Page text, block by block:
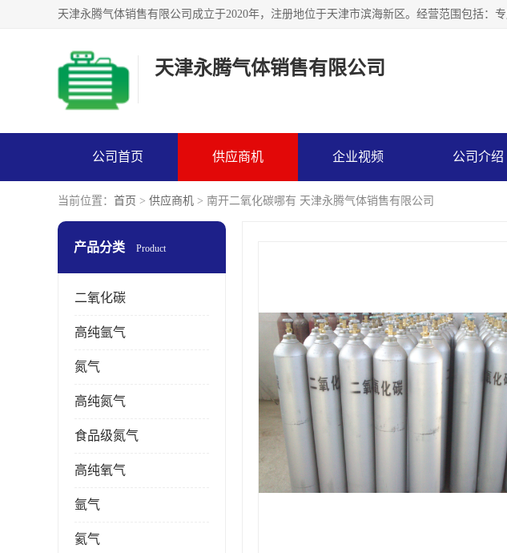
天津永腾气体销售有限公司
公司首页 供应商机 企业视频 公司介绍
当前位置： 首页 > 供应商机 > 南开二氧化碳哪有 天津永腾气体销售有限公司
产品分类 Product
二氧化碳
高纯氩气
氮气
高纯氮气
食品级氮气
高纯氧气
氩气
氦气